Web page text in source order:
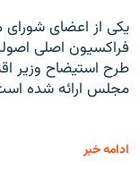
یکی از اعضای
فراکسیون اصلی
مجلس ارائه شده
ادامه خبر